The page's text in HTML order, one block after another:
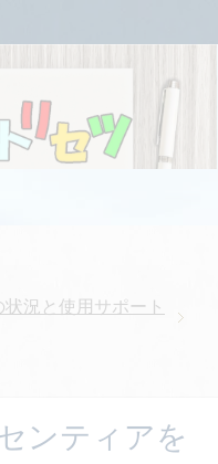
況と使用サポート
ンティアを